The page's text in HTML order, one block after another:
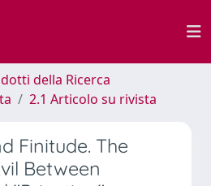
della Ricerca
2.1 Articolo su rivista
Finitude. The
Between